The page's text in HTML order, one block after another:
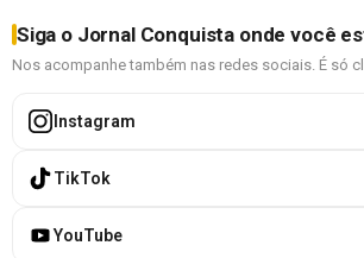
Siga o Jornal Conquista onde você
Nos acompanhe também nas redes sociais. É só
Instagram
TikTok
YouTube